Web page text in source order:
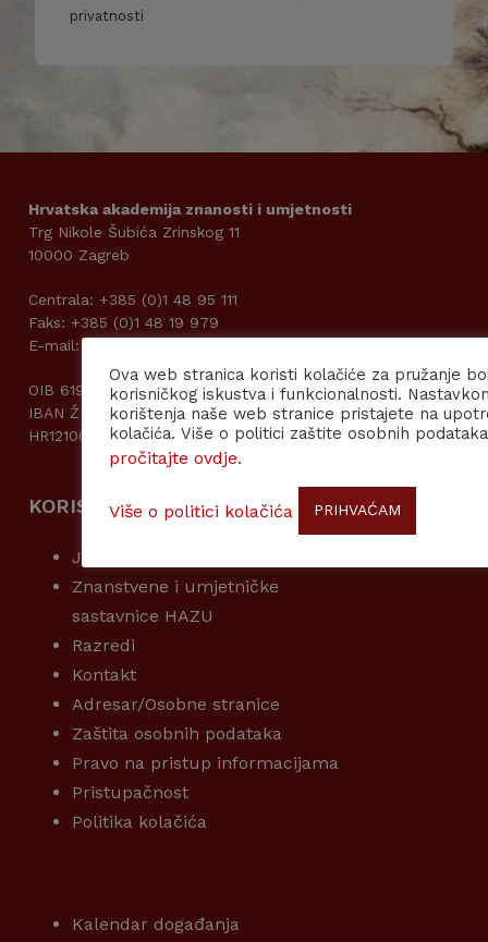
privatnosti
Hrvatska akademija znanosti i umjetnosti
Trg Nikole Šubića Zrinskog 11
10000 Zagreb
Centrala: +385 (0)1 48 95 111
Faks: +385 (0)1 48 19 979
E-mail: kabpred@hazu.hr
OIB 61989185242
IBAN ŽIRO RAČUNA: DRŽAVNI PRORAČUN
HR1210010051863000160
KORISNI LINKOVI
Javna nabava
Znanstvene i umjetničke
sastavnice HAZU
Razredi
Kontakt
Adresar/Osobne stranice
Zaštita osobnih podataka
Pravo na pristup informacijama
Pristupačnost
Politika kolačića
Kalendar događanja
Ova web stranica koristi kolačiće za pružanje
korisničkog iskustva i funkcionalnosti.
korištenja naše web stranice pristajete na
kolačića. Više o politici zaštite osobnih podataka
pročitajte ovdje.
Više o politici kolačića PRIHVAĆAM